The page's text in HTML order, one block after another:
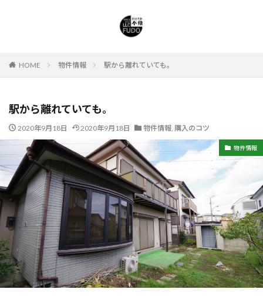
HOME 物件情報 駅から離れていても。
駅から離れていても。
2020年9月18日 2020年9月18日 物件情報, 購入のコツ
物件情報